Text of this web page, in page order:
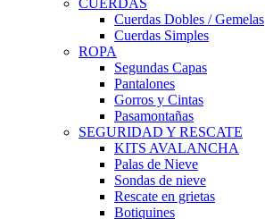
CUERDAS
Cuerdas Dobles / Gemelas
Cuerdas Simples
ROPA
Segundas Capas
Pantalones
Gorros y Cintas
Pasamontañas
SEGURIDAD Y RESCATE
KITS AVALANCHA
Palas de Nieve
Sondas de nieve
Rescate en grietas
Botiquines